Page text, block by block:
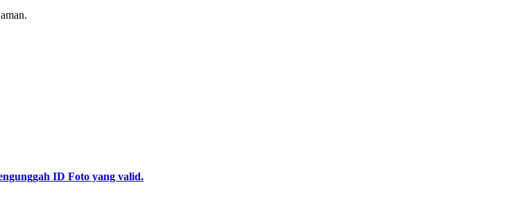
ID Foto yang valid.